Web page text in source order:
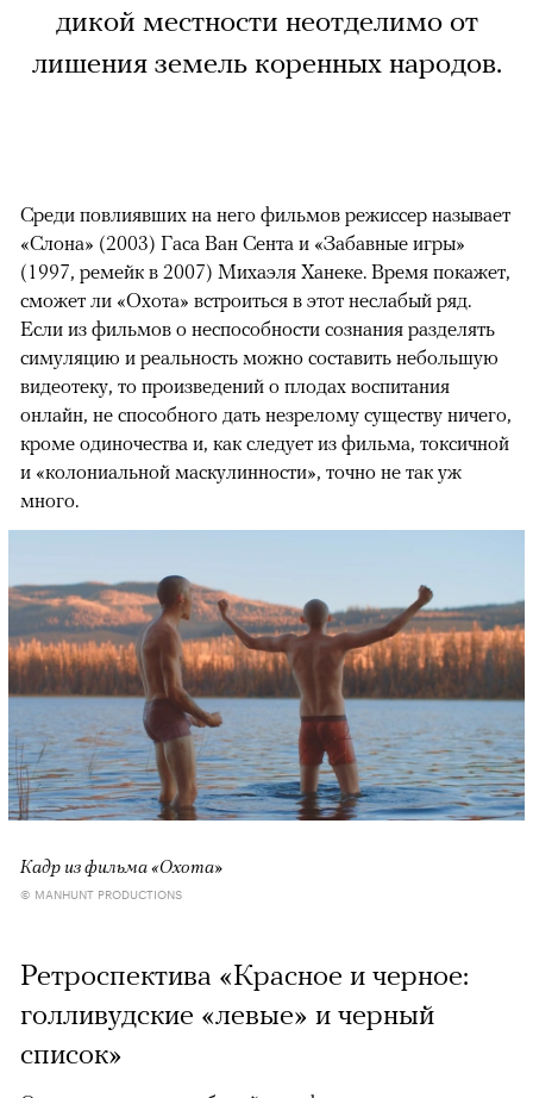
дикой местности неотделимо от
лишения земель коренных народов.
Среди повлиявших на него фильмов режиссер называет
«Слона» (2003) Гаса Ван Сента и «Забавные игры»
(1997, ремейк в 2007) Михаэля Ханеке. Время покажет,
сможет ли «Охота» встроиться в этот неслабый ряд.
Если из фильмов о неспособности сознания разделять
симуляцию и реальность можно составить небольшую
видеотеку, то произведений о плодах воспитания
онлайн, не способного дать незрелому существу ничего,
кроме одиночества и, как следует из фильма, токсичной
и «колониальной маскулинности», точно не так уж
много.
Кадр из фильма «Охота»
© MANHUNT PRODUCTIONS
Ретроспектива «Красное и черное:
голливудские «левые» и черный
список»